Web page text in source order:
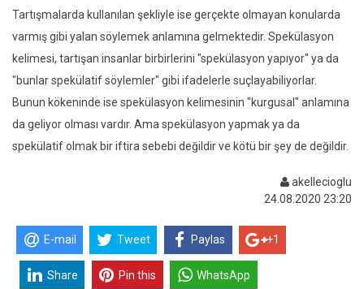
Tartışmalarda kullanılan şekliyle ise gerçekte olmayan konularda
varmış gibi yalan söylemek anlamına gelmektedir. Spekülasyon
kelimesi, tartışan insanlar birbirlerini "spekülasyon yapıyor" ya da
"bunlar spekülatif söylemler" gibi ifadelerle suçlayabiliyorlar.
Bunun kökeninde ise spekülasyon kelimesinin "kurgusal" anlamına
da geliyor olması vardır. Ama spekülasyon yapmak ya da
spekülatif olmak bir iftira sebebi değildir ve kötü bir şey de değildir.
akellecioglu
24.08.2020 23:20
E-mail Tweet Paylas +1
Share Pin this WhatsApp